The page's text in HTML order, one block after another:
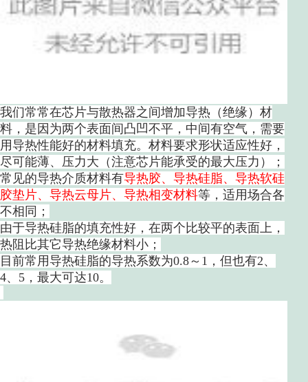
我们常常在芯片与散热器之间增加导热（绝缘）材
料，是因为两个表面间凸凹不平，中间有空气，需要
用导热性能好的材料填充。材料要求形状适应性好，
尽可能薄、压力大（注意芯片能承受的最大压力）；
常见的导热介质材料有导热胶、导热硅脂、导热软硅
胶垫片、导热云母片、导热相变材料等，适用场合各
不相同；
由于导热硅脂的填充性好，在两个比较平的表面上，
热阻比其它导热绝缘材料小；
目前常用导热硅脂的导热系数为0.8～1，但也有2、
4、5，最大可达10。